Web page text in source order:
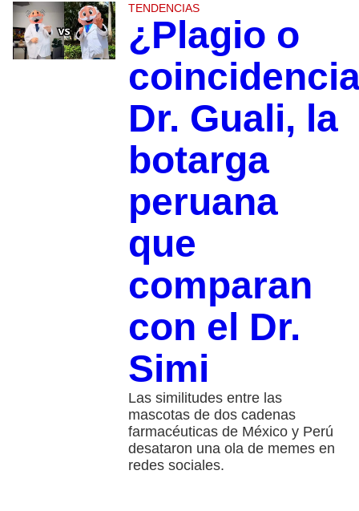
TENDENCIAS
¿Plagio o
Dr. Guali, la
botarga
peruana
que
comparan
con el Dr.
Simi
Las similitudes entre las
mascotas de dos cadenas
farmacéuticas de México y Perú
desataron una ola de memes en
redes sociales.